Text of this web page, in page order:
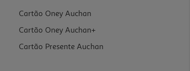
Cartão Oney Auchan
Cartão Oney Auchan+
Cartão Presente Auchan